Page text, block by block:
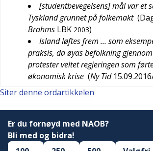
[studentbevegelsens] mål var et
Tyskland grunnet på folkemakt (
Brahms LBK 2003)
Island løftes frem … som
praksis, da øyas befolkning
protester veltet regjeringen som
økonomisk krise (Ny Tid
Siter denne ordartikkelen
Er du fornøyd med NAOB?
Bli med og bidra!